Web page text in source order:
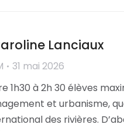
Lanciaux
31 mai 2026
1h30 à 2h 30 élèves
et urbanisme,
des rivières.